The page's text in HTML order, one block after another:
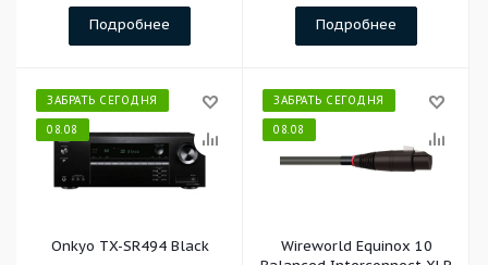
Подробнее Подробнее
ЗАБРАТЬ СЕГОДНЯ
08.08
Onkyo TX-SR494 Black
ЗАБРАТЬ СЕГОДНЯ
08.08
Wireworld Equinox 10